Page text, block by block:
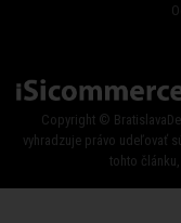
Copyright ©
vyhradzuje právo udeľovať
tohto